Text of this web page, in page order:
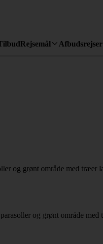
Rejsemål Afbudsrejser